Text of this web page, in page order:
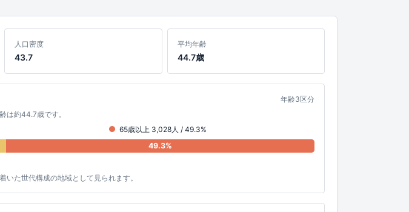
人口密度
43.7
平均年齢
44.7歳
年齢3区分
は約44.7歳です。
65歳以上 3,028人 / 49.3%
49.3%
た世代構成の地域として見られます。